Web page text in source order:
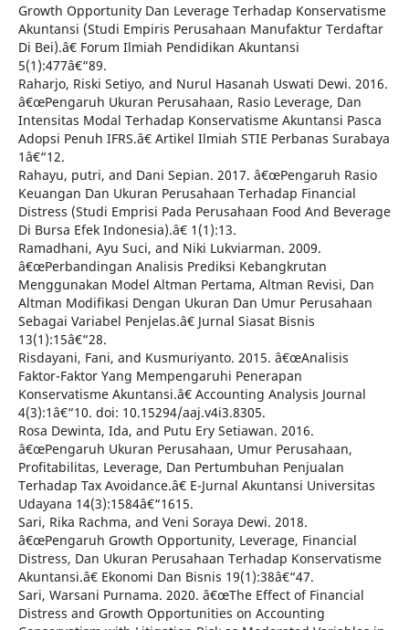
Growth Opportunity Dan Leverage Terhadap Konservatisme
Akuntansi (Studi Empiris Perusahaan Manufaktur Terdaftar
Di Bei).â€ Forum Ilmiah Pendidikan Akuntansi
5(1):477â€“89.
Raharjo, Riski Setiyo, and Nurul Hasanah Uswati Dewi. 2016.
â€œPengaruh Ukuran Perusahaan, Rasio Leverage, Dan
Intensitas Modal Terhadap Konservatisme Akuntansi Pasca
Adopsi Penuh IFRS.â€ Artikel Ilmiah STIE Perbanas Surabaya
1â€“12.
Rahayu, putri, and Dani Sepian. 2017. â€œPengaruh Rasio
Keuangan Dan Ukuran Perusahaan Terhadap Financial
Distress (Studi Emprisi Pada Perusahaan Food And Beverage
Di Bursa Efek Indonesia).â€ 1(1):13.
Ramadhani, Ayu Suci, and Niki Lukviarman. 2009.
â€œPerbandingan Analisis Prediksi Kebangkrutan
Menggunakan Model Altman Pertama, Altman Revisi, Dan
Altman Modifikasi Dengan Ukuran Dan Umur Perusahaan
Sebagai Variabel Penjelas.â€ Jurnal Siasat Bisnis
13(1):15â€“28.
Risdayani, Fani, and Kusmuriyanto. 2015. â€œAnalisis
Faktor-Faktor Yang Mempengaruhi Penerapan
Konservatisme Akuntansi.â€ Accounting Analysis Journal
4(3):1â€“10. doi: 10.15294/aaj.v4i3.8305.
Rosa Dewinta, Ida, and Putu Ery Setiawan. 2016.
â€œPengaruh Ukuran Perusahaan, Umur Perusahaan,
Profitabilitas, Leverage, Dan Pertumbuhan Penjualan
Terhadap Tax Avoidance.â€ E-Jurnal Akuntansi Universitas
Udayana 14(3):1584â€“1615.
Sari, Rika Rachma, and Veni Soraya Dewi. 2018.
â€œPengaruh Growth Opportunity, Leverage, Financial
Distress, Dan Ukuran Perusahaan Terhadap Konservatisme
Akuntansi.â€ Ekonomi Dan Bisnis 19(1):38â€“47.
Sari, Warsani Purnama. 2020. â€œThe Effect of Financial
Distress and Growth Opportunities on Accounting